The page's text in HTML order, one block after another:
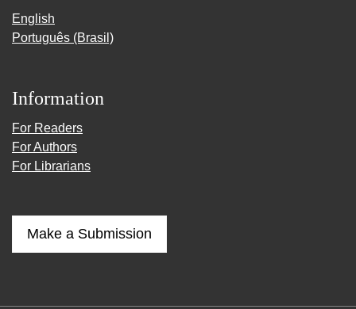
English
Português (Brasil)
Information
For Readers
For Authors
For Librarians
Make a Submission